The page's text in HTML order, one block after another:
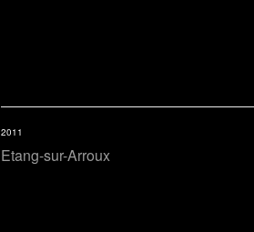
Etang-sur-Arroux
2011